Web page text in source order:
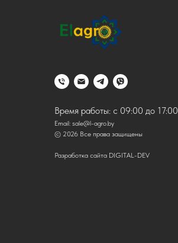
Время работы: с 09:00 до 17:00
Email: sale@l-agro.by
© 2026 Все права защищены
Разработка сайта DIGITAL-DEV